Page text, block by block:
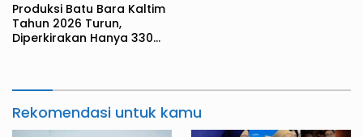
Produksi Batu Bara Kaltim
Tahun 2026 Turun,
Diperkirakan Hanya 330
Rekomendasi untuk kamu